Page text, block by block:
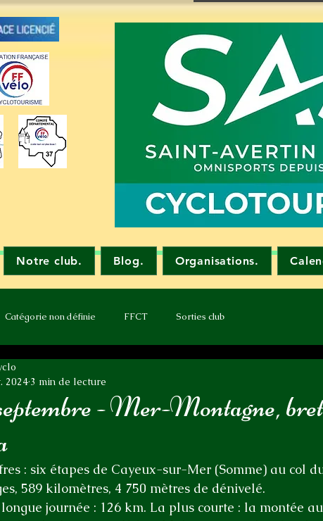
Notre club. Blog. Organisations.
Catégorie non définie FFCT Sorties club
- Mer-Montagne,
2024 3 min de lecture
: six étapes de Cayeux-sur-Mer (Somme) au col
589 kilomètres, 4 750 mètres de dénivelé.
journée : 126 km. La plus courte : la montée